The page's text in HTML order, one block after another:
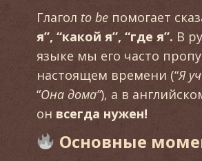
Глагол to beпомогает
я”, “какой я”, “где я”. В
языке мы его часто
настоящем времени (“Я
“Она дома”), а в
он всегда нужен!
Основные